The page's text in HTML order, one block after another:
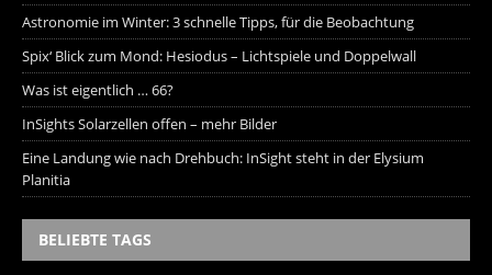
Astronomie im Winter: 3 schnelle Tipps, für die Beobachtung
Spix‘ Blick zum Mond: Hesiodus – Lichtspiele und Doppelwall
Was ist eigentlich … 66?
InSights Solarzellen offen – mehr Bilder
Eine Landung wie nach Drehbuch: InSight steht in der Elysium
Planitia
BELIEBTE TAGS